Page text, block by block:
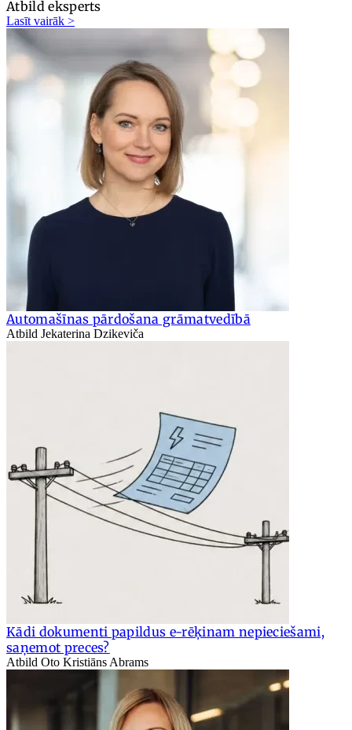
Atbild eksperts
Lasīt vairāk >
Automašīnas pārdošana grāmatvedībā
Atbild Jekaterina Dzikeviča
Kādi dokumenti papildus e-rēķinam nepieciešami,
saņemot preces?
Atbild Oto Kristiāns Abrams